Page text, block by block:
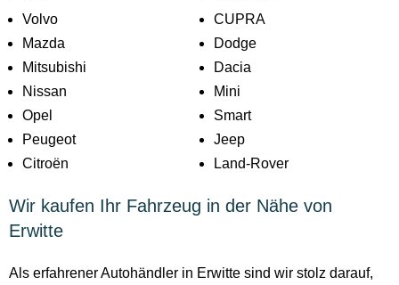
Volvo
Mazda
Mitsubishi
Nissan
Opel
Peugeot
Citroën
CUPRA
Dodge
Dacia
Mini
Smart
Jeep
Land-Rover
Wir kaufen Ihr Fahrzeug in der Nähe von
Erwitte
Als erfahrener Autohändler in Erwitte sind wir stolz darauf,